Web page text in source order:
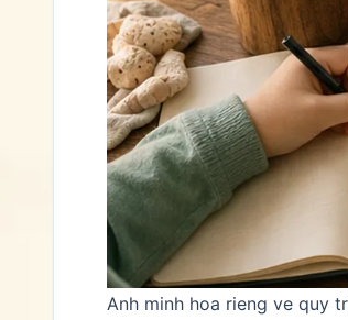
Anh minh hoa rieng ve quy